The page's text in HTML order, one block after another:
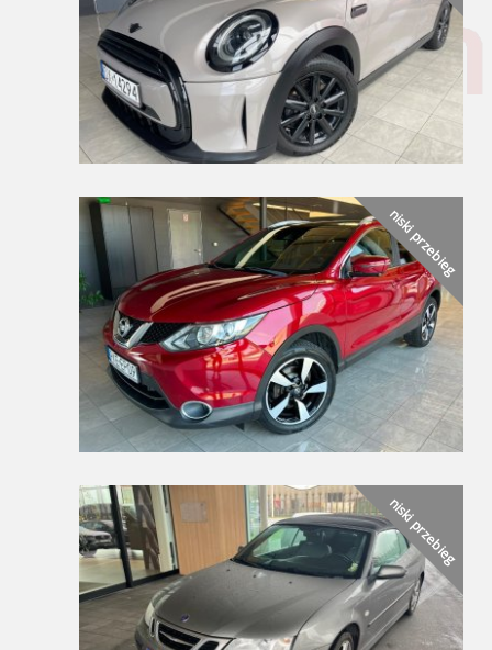
niski przebieg
niski przebieg